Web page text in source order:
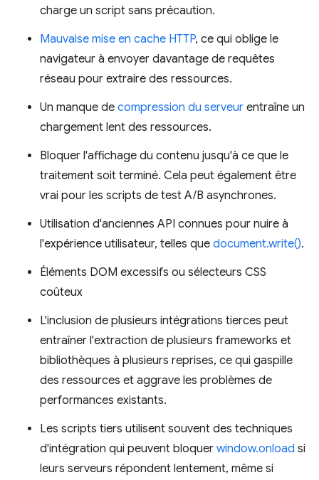
charge un script sans précaution.
Mauvaise mise en cache HTTP, ce qui oblige le
navigateur à envoyer davantage de requêtes
réseau pour extraire des ressources.
Un manque de compression du serveur entraîne un
chargement lent des ressources.
Bloquer l'affichage du contenu jusqu'à ce que le
traitement soit terminé. Cela peut également être
vrai pour les scripts de test A/B asynchrones.
Utilisation d'anciennes API connues pour nuire à
l'expérience utilisateur, telles que document.write().
Éléments DOM excessifs ou sélecteurs CSS
coûteux
L'inclusion de plusieurs intégrations tierces peut
entraîner l'extraction de plusieurs frameworks et
bibliothèques à plusieurs reprises, ce qui gaspille
des ressources et aggrave les problèmes de
performances existants.
Les scripts tiers utilisent souvent des techniques
d'intégration qui peuvent bloquer window.onload si
leurs serveurs répondent lentement, même si